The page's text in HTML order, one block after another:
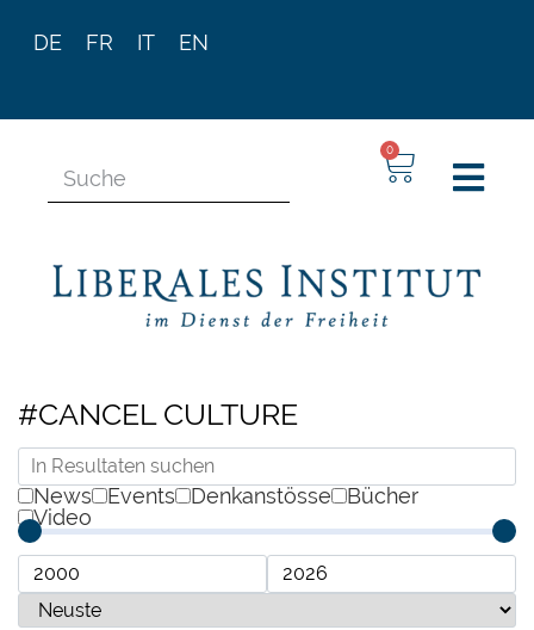
DE FR IT EN
0
#CANCEL CULTURE
News Events Denkanstösse
Bücher
Video